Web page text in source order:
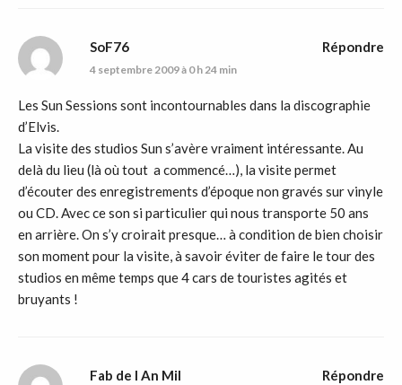
SoF76
4 septembre 2009 à 0 h 24 min
Les Sun Sessions sont incontournables dans la discographie
d’Elvis.
La visite des studios Sun s’avère vraiment intéressante. Au
delà du lieu (là où tout a commencé…), la visite permet
d’écouter des enregistrements d’époque non gravés sur vinyle
ou CD. Avec ce son si particulier qui nous transporte 50 ans
en arrière. On s’y croirait presque… à condition de bien choisir
son moment pour la visite, à savoir éviter de faire le tour des
studios en même temps que 4 cars de touristes agités et
bruyants !
Répondre
Fab de l An Mil Répondre